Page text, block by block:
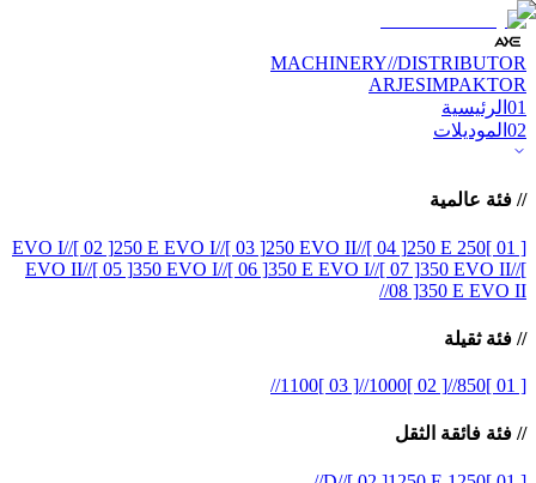
MACHINERY//DISTRIBUTOR
ARJESIMPAKTOR
01 الرئيسية
02 الموديلات
// فئة عالمية
[ 01 ]
250 EVO I
//[ 02 ]250 E EVO I//[ 03 ]250 EVO II//[ 04 ]250 E
EVO II//[ 05 ]350 EVO I//[ 06 ]350 E EVO I//[ 07 ]350 EVO II//[
08 ]350 E EVO II
//
// فئة ثقيلة
[ 01 ]
850
//
[ 02 ]
1000
//
[ 03 ]
1100
//
// فئة فائقة الثقل